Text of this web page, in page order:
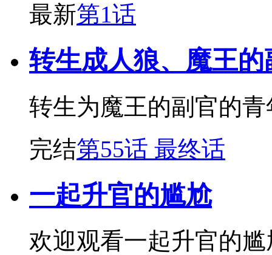
最新第1话
转生成人狼、魔王
转生为魔王的副官的
完结第55话 最终话
一起升官的尴尬
欢迎观看一起升官的